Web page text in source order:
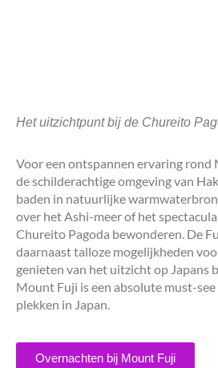
Het uitzichtpunt bij de Chureito
Voor een ontspannen ervaring rond
de schilderachtige omgeving van
baden in natuurlijke
over het Ashi-meer of het
Chureito Pagoda bewonderen. De
daarnaast talloze mogelijkheden
genieten van het uitzicht op Japans
Mount Fuji is een absolute must-
plekken in Japan.
Overnachten bij Mount Fuji